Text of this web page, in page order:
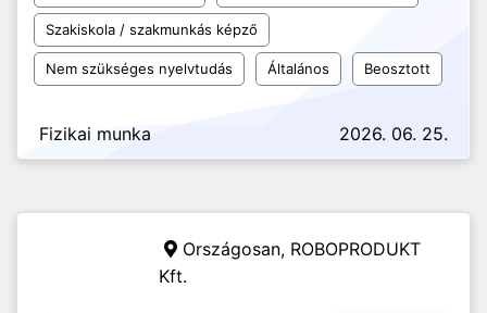
Szakiskola / szakmunkás képző
Nem szükséges nyelvtudás Általános Beosztott
Fizikai munka 2026. 06. 25.
Országosan, ROBOPRODUKT
Kft.